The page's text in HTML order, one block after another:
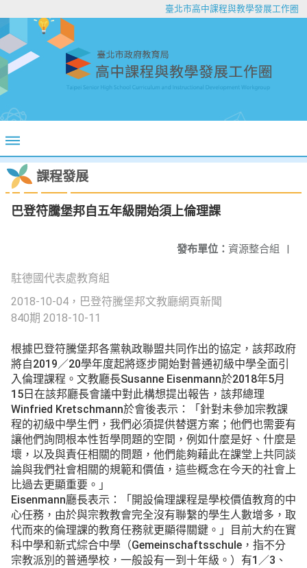
臺北市高中課程與教學發展工作圈
課程發展
巴登符騰堡邦自五年級開始須上倫理課
發布單位： 資源整合組 |
駐德國代表處教育組
2018-10-04，巴登符騰堡邦文教廳網頁新聞
840期 2018-10-11
根據巴登符騰堡邦各黨執政聯盟共同作出的協定，該邦政府
將自2019／20學年度起將逐步開始對普通初級中學全面引
入倫理課程。文教廳長Susanne Eisenmann於2018年5月
15日在該邦廳長會議中對此構想提出報告，該邦總理
Winfried Kretschmann於會後表示：「針對未參加宗教課
程的初級中學生們，我們必須提供替選方案；他們也需要有
讓他們詢問根本性哲學問題的空間，例如什麼是好、什麼是
壞，以及與責任相關的問題，他們能夠藉此在課堂上共同談
論與我們社會相關的規範和價值，這些概念在今天的社會上
比過去更顯重要。」
Eisenmann廳長表示：「開設倫理課程是學校價值教育的中
心任務，由於與宗教教會完全沒有聯繫的學生人數增多，取
代而來的倫理課的教育任務就更顯得關鍵。」目前大約在實
科中學和新式綜合中學（Gemeinschaftsschule，指不分
宗教派別的普通學校，一般設有一到十年級。）有1／3、